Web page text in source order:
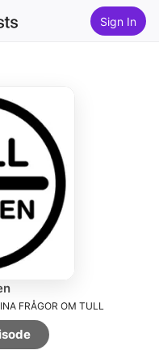
Sign In
FRÅGOR OM TULL